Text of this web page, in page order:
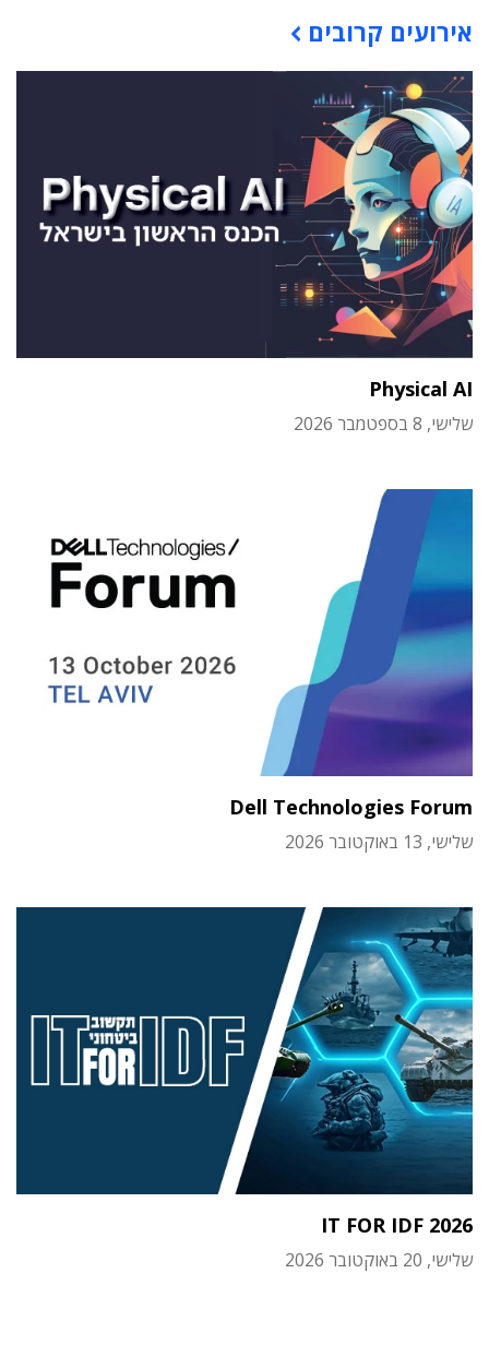
אירועים קרובים
Physical AI
שלישי, 8 בספטמבר 2026
Dell Technologies Forum
שלישי, 13 באוקטובר 2026
IT FOR IDF 2026
שלישי, 20 באוקטובר 2026